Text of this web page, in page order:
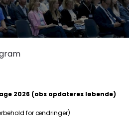
2026 (obs opdateres løbende)
for ændringer)